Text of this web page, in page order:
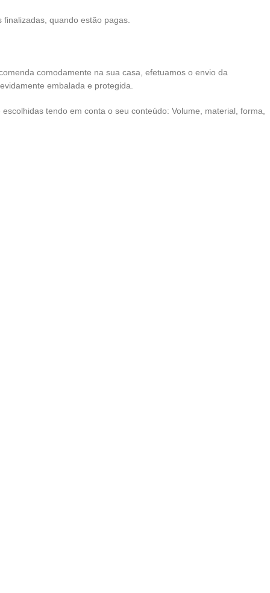
quando estão pagas.
comodamente na sua casa, efetuamos o envio da
embalada e protegida.
tendo em conta o seu conteúdo: Volume, material, forma,